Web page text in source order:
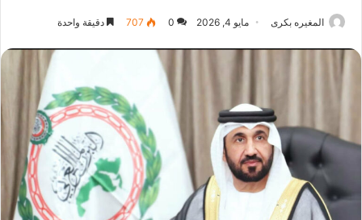
المغيره بكرى مايو 4, 2026 0
707 دقيقة واحدة